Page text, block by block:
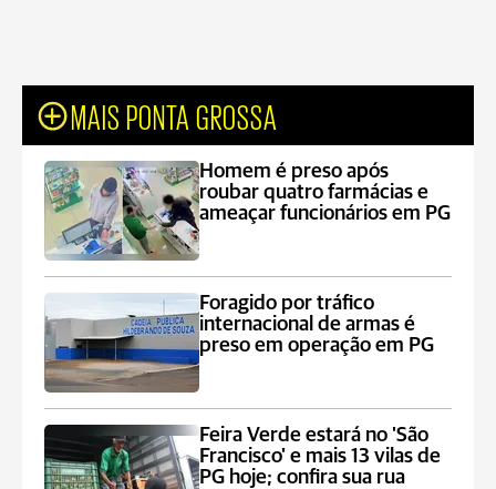
MAIS PONTA GROSSA
Homem é preso após
roubar quatro farmácias e
ameaçar funcionários em PG
Foragido por tráfico
internacional de armas é
preso em operação em PG
Feira Verde estará no 'São
Francisco' e mais 13 vilas de
PG hoje; confira sua rua